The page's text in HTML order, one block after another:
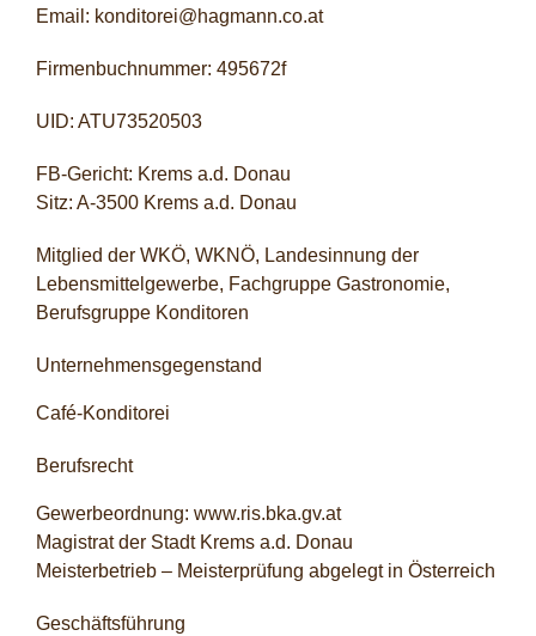
Email: konditorei@hagmann.co.at
Firmenbuchnummer: 495672f
UID: ATU73520503
FB-Gericht: Krems a.d. Donau
Sitz: A-3500 Krems a.d. Donau
Mitglied der WKÖ, WKNÖ, Landesinnung der
Lebensmittelgewerbe, Fachgruppe Gastronomie,
Berufsgruppe Konditoren
Unternehmensgegenstand
Café-Konditorei
Berufsrecht
Gewerbeordnung: www.ris.bka.gv.at
Magistrat der Stadt Krems a.d. Donau
Meisterbetrieb – Meisterprüfung abgelegt in Österreich
Geschäftsführung